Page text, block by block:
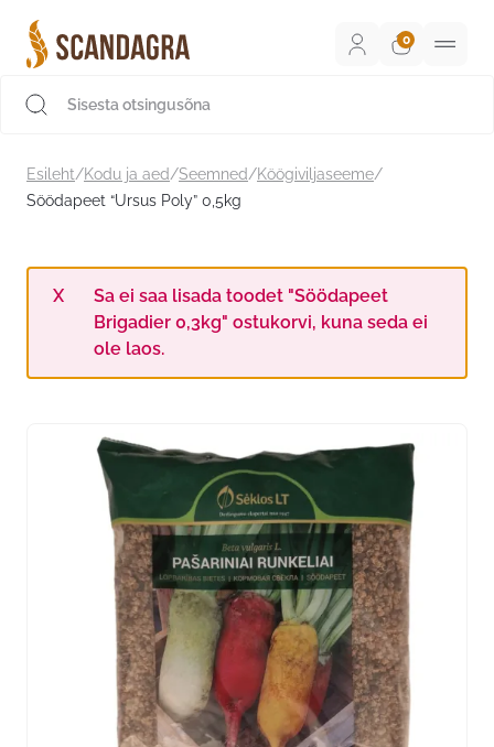
sisu
juurde
Esileht/Kodu ja aed/Seemned/Köögiviljaseeme/
Söödapeet “Ursus Poly” 0,5kg
Sa ei saa lisada toodet "Söödapeet
Brigadier 0,3kg" ostukorvi, kuna seda ei
ole laos.